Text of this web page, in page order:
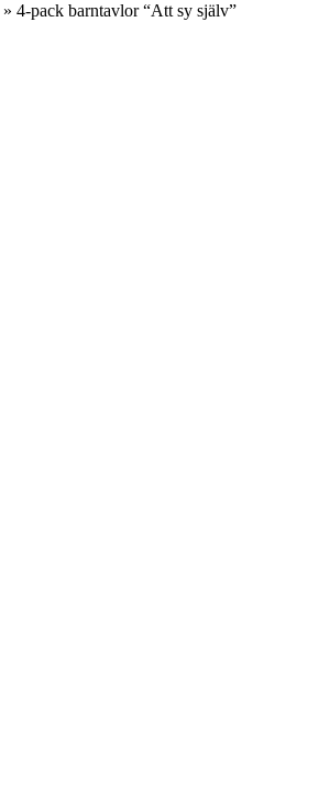
»4-pack barntavlor “Att sy själv”